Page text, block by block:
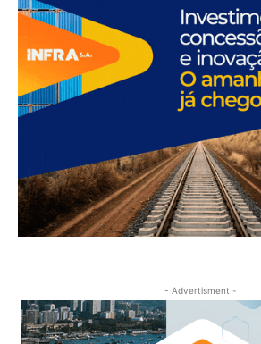
- Advertisment -